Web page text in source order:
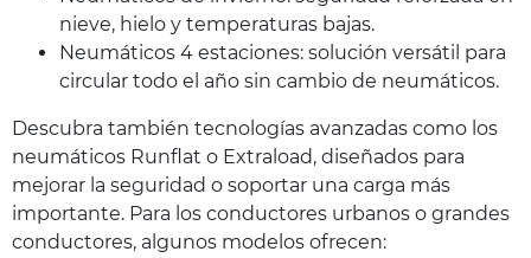
nieve, hielo y temperaturas bajas.
Neumáticos 4 estaciones: solución versátil para
circular todo el año sin cambio de neumáticos.
Descubra también tecnologías avanzadas como los
neumáticos Runflat o Extraload, diseñados para
mejorar la seguridad o soportar una carga más
importante. Para los conductores urbanos o grandes
conductores, algunos modelos ofrecen: